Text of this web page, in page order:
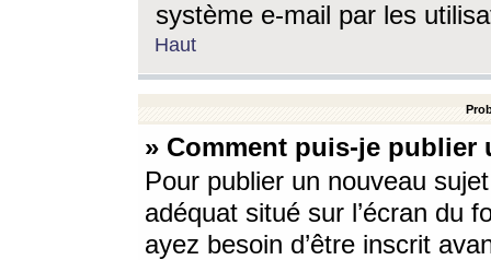
système e-mail par les
Haut
» Comment puis-je
Pour publier un nouveau
adéquat situé sur l’écran du
ayez besoin d’être inscrit